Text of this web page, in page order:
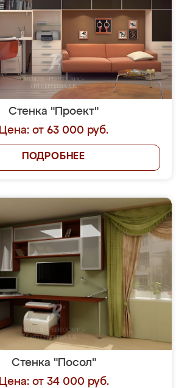
Стенка "Проект"
Цена: от 63 000 руб.
ПОДРОБНЕЕ
Стенка "Посол"
Цена: от 34 000 руб.